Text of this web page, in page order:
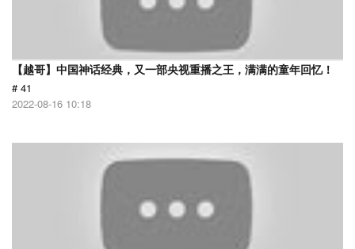
【越哥】中国神话经典，又一部央视重播之王，满满的童年回忆！
# 41
2022-08-16 10:18